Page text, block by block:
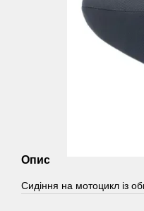
Опис
Сидіння на мотоцикл із